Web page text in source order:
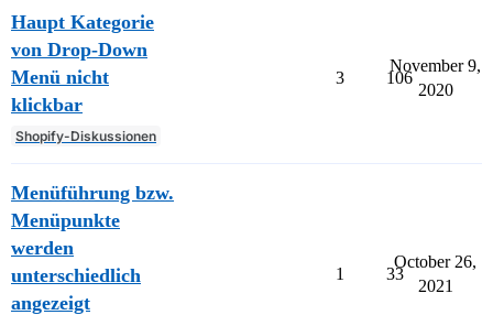
Haupt Kategorie
von Drop-Down
Menü nicht
klickbar
Shopify-Diskussionen
3 106
November 9,
2020
Menüführung bzw.
Menüpunkte
werden
unterschiedlich
angezeigt
1 33
October 26,
2021